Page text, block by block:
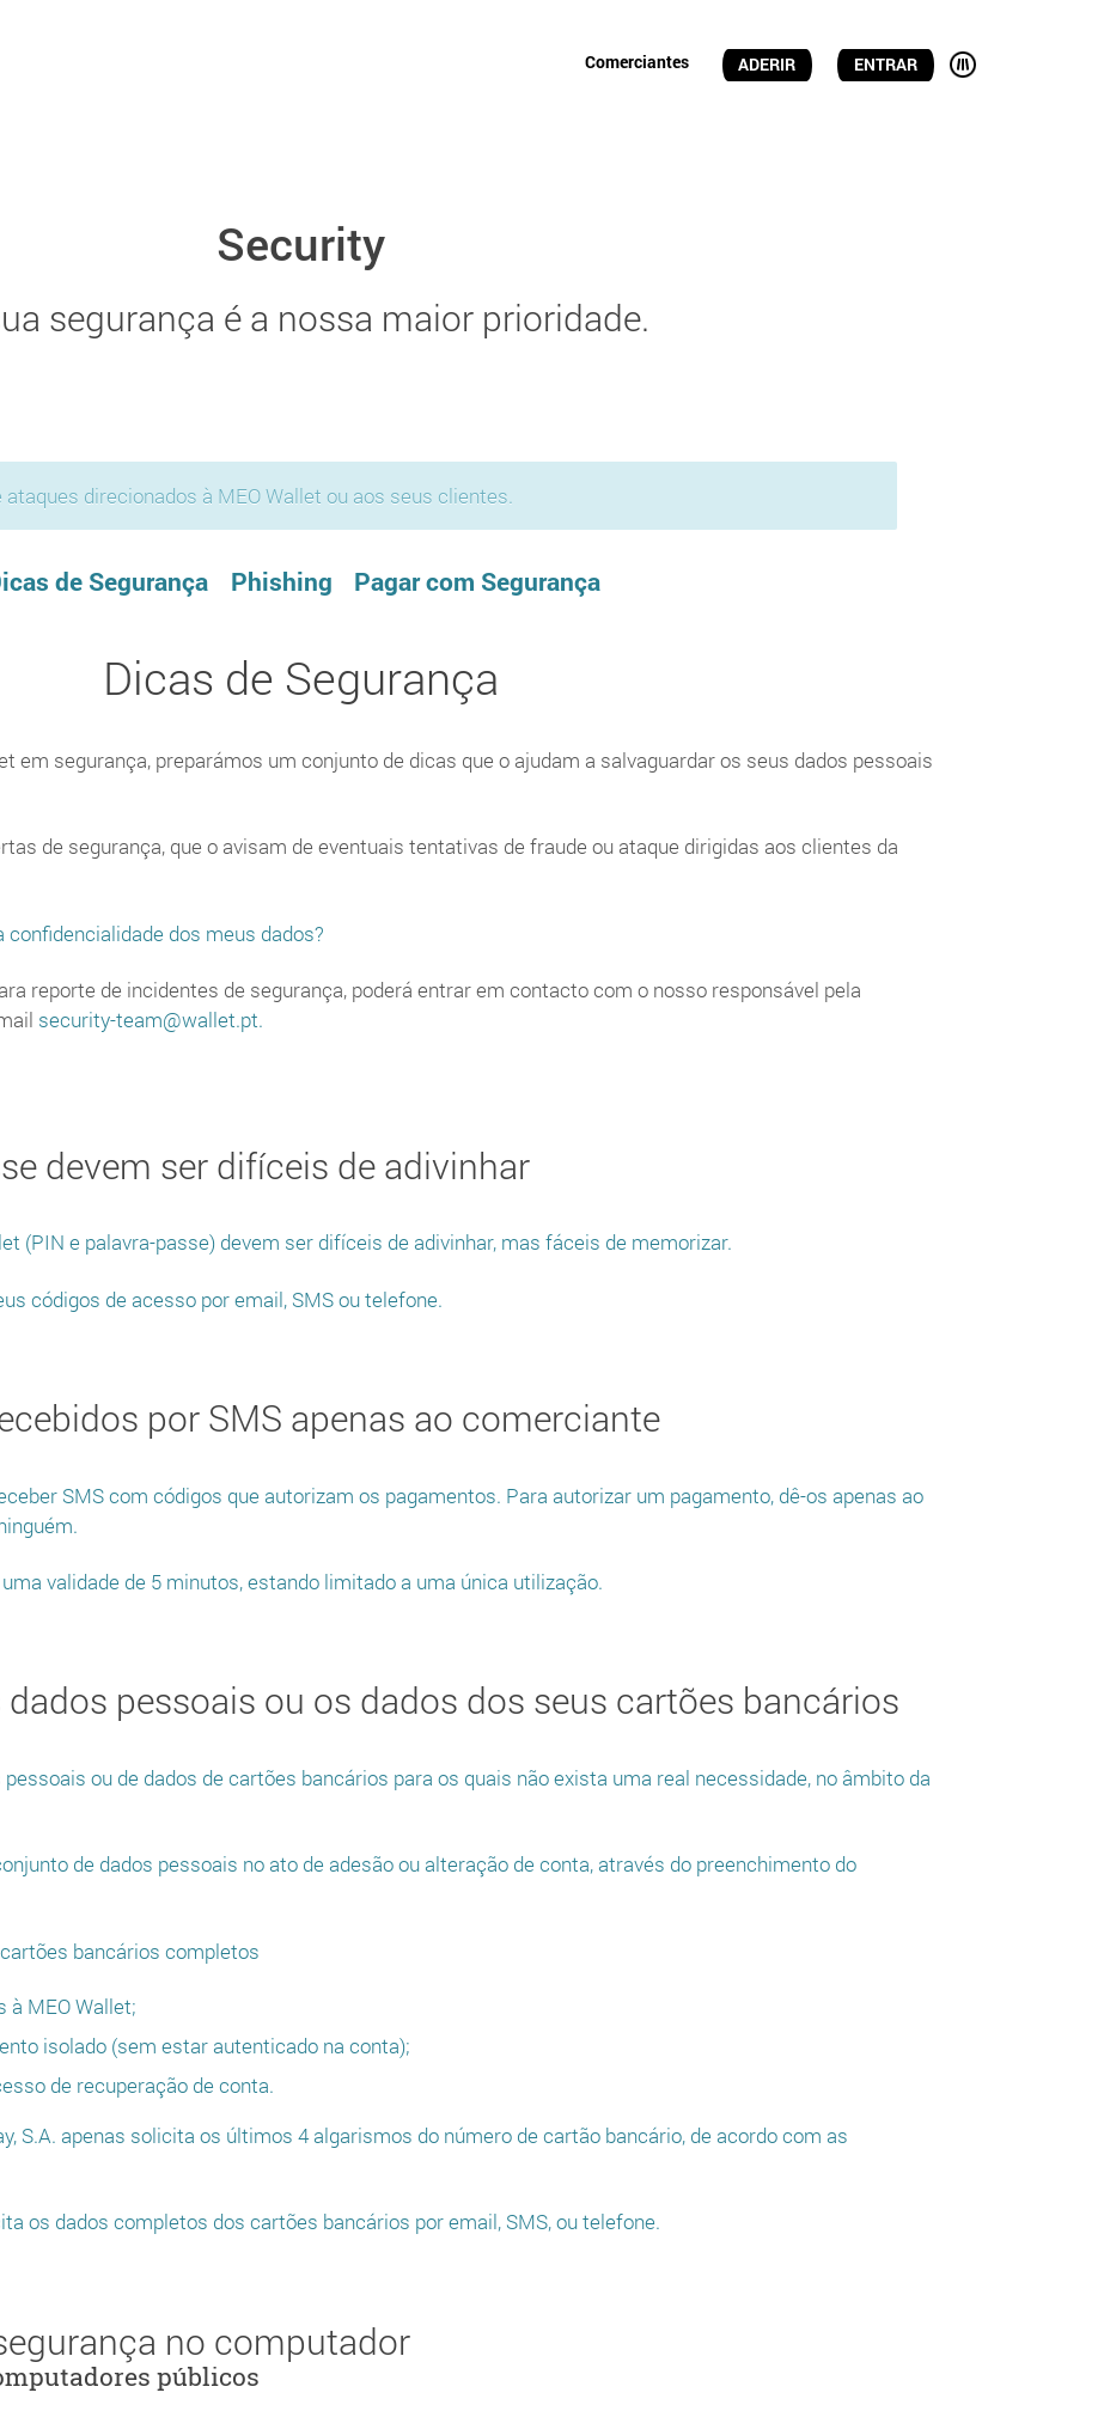
Comerciantes ADERIR ENTRAR
Security
segurança é a nossa maior prioridade.
direcionados à MEO Wallet ou aos seus clientes.
de Segurança Phishing Pagar com Segurança
Dicas de Segurança
em segurança, preparámos um conjunto de dicas que o ajudam a salvaguardar os seus dados pessoais
de segurança, que o avisam de eventuais tentativas de fraude ou ataque dirigidas aos clientes da
dos meus dados?
reporte de incidentes de segurança, poderá entrar em contacto com o nosso responsável pela
security-team@wallet.pt.
devem ser difíceis de adivinhar
(PIN e palavra-passe) devem ser difíceis de adivinhar, mas fáceis de memorizar.
códigos de acesso por email, SMS ou telefone.
por SMS apenas ao comerciante
SMS com códigos que autorizam os pagamentos. Para autorizar um pagamento, dê-os apenas ao
validade de 5 minutos, estando limitado a uma única utilização.
pessoais ou os dados dos seus cartões bancários
ou de dados de cartões bancários para os quais não exista uma real necessidade, no âmbito da
de dados pessoais no ato de adesão ou alteração de conta, através do preenchimento do
bancários completos
à MEO Wallet;
isolado (sem estar autenticado na conta);
de recuperação de conta.
S.A. apenas solicita os últimos 4 algarismos do número de cartão bancário, de acordo com as
os dados completos dos cartões bancários por email, SMS, ou telefone.
no computador
públicos